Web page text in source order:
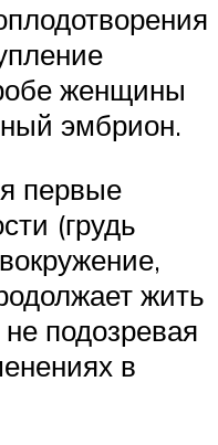
женщины
эмбрион.
первые
(грудь
жить
подозревая
в